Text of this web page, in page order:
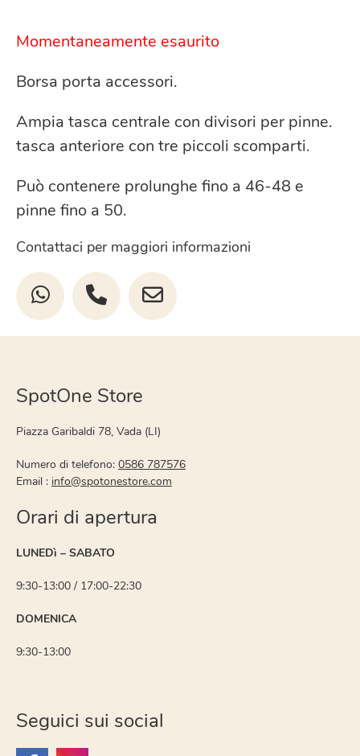
Momentaneamente esaurito
Borsa porta accessori.
Ampia tasca centrale con divisori per pinne.
tasca anteriore con tre piccoli scomparti.
Può contenere prolunghe fino a 46-48 e
pinne fino a 50.
Contattaci per maggiori informazioni
SpotOne Store
Piazza Garibaldi 78, Vada (LI)
Numero di telefono: 0586 787576
Email : info@spotonestore.com
Orari di apertura
LUNEDì – SABATO
9:30-13:00 / 17:00-22:30
DOMENICA
9:30-13:00
Seguici sui social